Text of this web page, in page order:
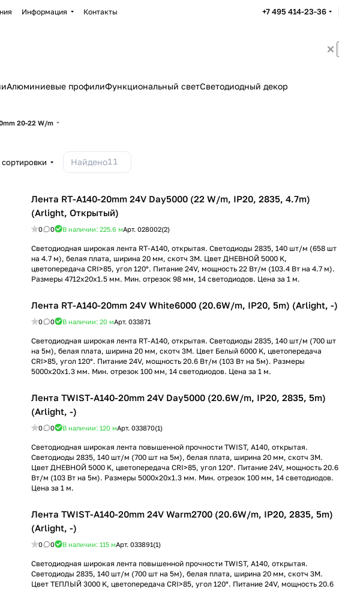
Информация Контакты +7 495 414-23-36
Алюминиевые профилиФункциональный светСветодиодный декор
20-22 W/m
Найдено11
Лента RT-A140-20mm 24V Day5000 (22 W/m, IP20, 2835, 4.7m)
(Arlight, Открытый)
0 0 В наличии: 225.6 мАрт. 028002(2)
Светодиодная широкая лента RT-A140, открытая. Светодиоды 2835, 140 шт/м (658 шт
на 4.7 м), белая плата, ширина 20 мм, скотч 3M. Цвет ДНЕВНОЙ 5000 K,
цветопередача CRI>85, угол 120°. Питание 24V, мощность 22 Вт/м (103.4 Вт на 4.7 м).
Размеры 4712x20x1.5 мм. Мин. отрезок 98 мм, 14 светодиодов. Цена за 1 м.
Лента RT-A140-20mm 24V White6000 (20.6W/m, IP20, 5m) (Arlight, -)
0 0 В наличии: 20 мАрт. 033871
Светодиодная широкая лента RT-A140, открытая. Светодиоды 2835, 140 шт/м (700 шт
на 5м), белая плата, ширина 20 мм, скотч 3M. Цвет Белый 6000 K, цветопередача
CRI>85, угол 120°. Питание 24V, мощность 20.6 Вт/м (103 Вт на 5м). Размеры
5000x20x1.3 мм. Мин. отрезок 100 мм, 14 светодиодов. Цена за 1 м.
Лента TWIST-A140-20mm 24V Day5000 (20.6W/m, IP20, 2835, 5m)
(Arlight, -)
0 0 В наличии: 120 мАрт. 033870(1)
Светодиодная широкая лента повышенной прочности TWIST, A140, открытая.
Светодиоды 2835, 140 шт/м (700 шт на 5м), белая плата, ширина 20 мм, скотч 3M.
Цвет ДНЕВНОЙ 5000 K, цветопередача CRI>85, угол 120°. Питание 24V, мощность 20.6
Вт/м (103 Вт на 5м). Размеры 5000x20x1.3 мм. Мин. отрезок 100 мм, 14 светодиодов.
Цена за 1 м.
Лента TWIST-A140-20mm 24V Warm2700 (20.6W/m, IP20, 2835, 5m)
(Arlight, -)
0 0 В наличии: 115 мАрт. 033891(1)
Светодиодная широкая лента повышенной прочности TWIST, A140, открытая.
Светодиоды 2835, 140 шт/м (700 шт на 5м), белая плата, ширина 20 мм, скотч 3M.
Цвет ТЕПЛЫЙ 3000 K, цветопередача CRI>85, угол 120°. Питание 24V, мощность 20.6